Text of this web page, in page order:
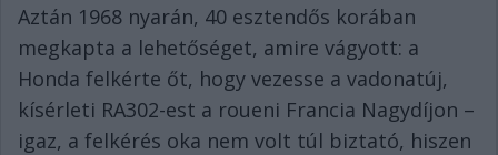
Aztán 1968 nyarán, 40 esztendős korában
megkapta a lehetőséget, amire vágyott: a
Honda felkérte őt, hogy vezesse a vadonatúj,
kísérleti RA302-est a roueni Francia Nagydíjon –
igaz, a felkérés oka nem volt túl biztató, hiszen